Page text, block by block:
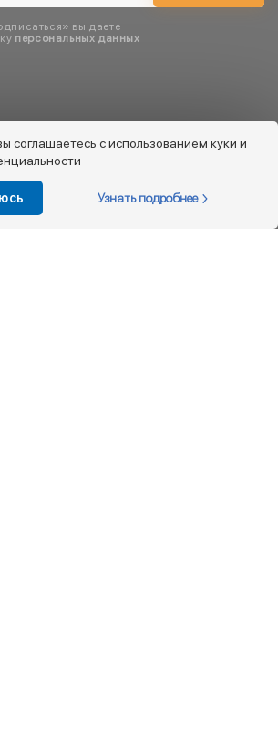
вы даете
персональных данных
соглашаетесь с использованием куки и
Узнать подробнее